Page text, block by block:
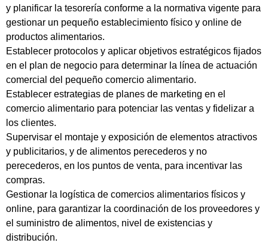
y planificar la tesorería conforme a la normativa vigente para
gestionar un pequeño establecimiento físico y online de
productos alimentarios.
Establecer protocolos y aplicar objetivos estratégicos fijados
en el plan de negocio para determinar la línea de actuación
comercial del pequeño comercio alimentario.
Establecer estrategias de planes de marketing en el
comercio alimentario para potenciar las ventas y fidelizar a
los clientes.
Supervisar el montaje y exposición de elementos atractivos
y publicitarios, y de alimentos perecederos y no
perecederos, en los puntos de venta, para incentivar las
compras.
Gestionar la logística de comercios alimentarios físicos y
online, para garantizar la coordinación de los proveedores y
el suministro de alimentos, nivel de existencias y
distribución.